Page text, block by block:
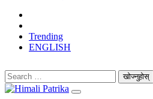
Trending
ENGLISH